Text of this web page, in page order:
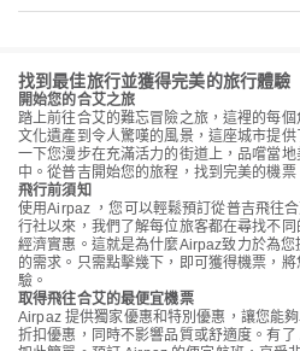
找到最佳旅行並獲得完美的旅行體驗
開始您的合艾之旅
踏上前往合艾的難忘冒險之旅，這裡的每
文化遺產到令人驚嘆的風景，這座城市提
一下您漫步在充滿活力的街道上，品嚐當
中。從普吉開始您的旅程，找到完美的機票
飛行前須知
使用Airpaz ，您可以輕鬆預訂從普吉飛往
行社以來，我們了解每位旅客都在尋找不
經濟實惠。這就是為什麼Airpaz致力於為
的需求。只需點擊幾下，即可獲得機票，
驗。
取得飛往合艾的最便宜機票
Airpaz 提供獨家優惠和特別優惠，讓您能
折扣優惠，同時不影響品質或舒適度。有